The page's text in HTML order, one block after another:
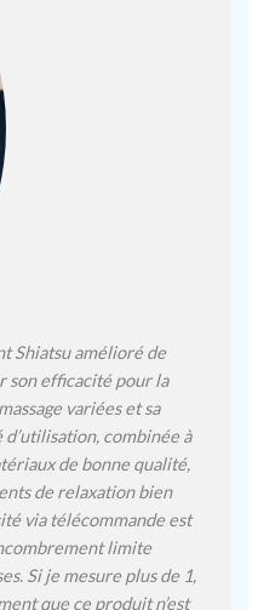
corporelle.
par compression
- Le masseur
Snailax avec chaleur
un massage par
du dos et du
pour réduire la
et la fatigue
Le massage par
amélioré est
réglables pour
à vos besoins.
Shiatsu avec
en profondeur -
de chaise
comporte 4 nœuds
shiatsu pour
un massage shiatsu
pour le cou et
La position des
de shiatsu peut être
Shiatsu amélioré de
son efficacité pour la
variées et sa
combinée à
de bonne qualité,
de relaxation bien
via télécommande est
limite
Si je mesure plus de 1,
que ce produit n’est